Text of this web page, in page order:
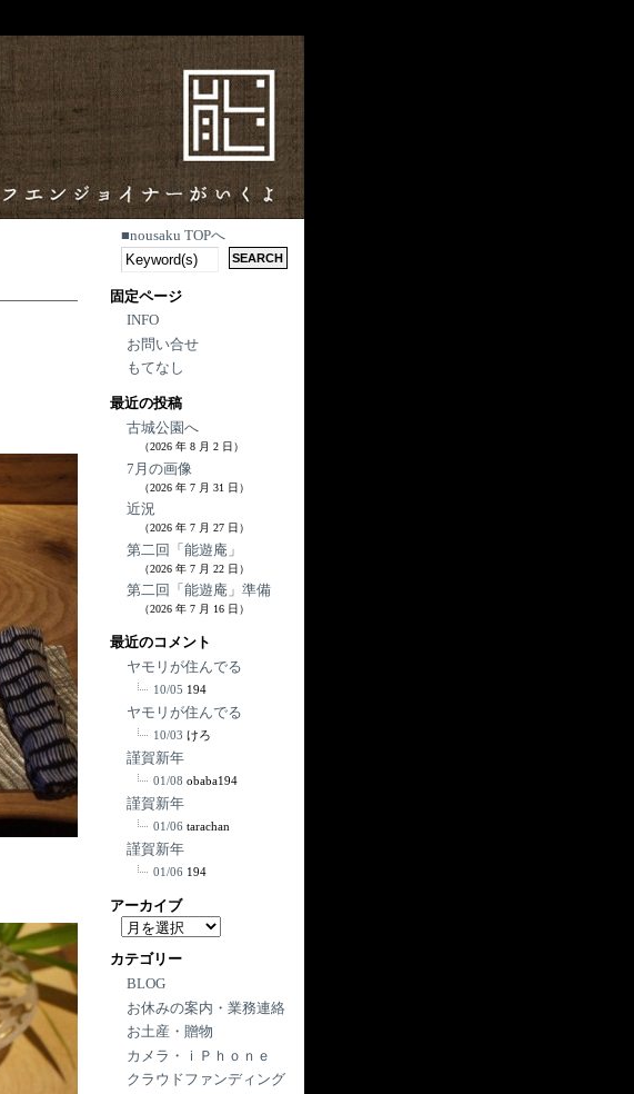
■nousaku TOPへ
固定ページ
INFO
お問い合せ
もてなし
最近の投稿
古城公園へ
（2026 年 8 月 2 日）
7月の画像
（2026 年 7 月 31 日）
近況
（2026 年 7 月 27 日）
第二回「能遊庵」
（2026 年 7 月 22 日）
第二回「能遊庵」準備
（2026 年 7 月 16 日）
最近のコメント
ヤモリが住んでる
10/05 194
ヤモリが住んでる
10/03 けろ
謹賀新年
01/08 obaba194
謹賀新年
01/06 tarachan
謹賀新年
01/06 194
アーカイブ
ア
カ
イ
ブ
カテゴリー
BLOG
お休みの案内・業務連絡
お土産・贈物
カメラ・ｉＰｈｏｎｅ
クラウドファンディング